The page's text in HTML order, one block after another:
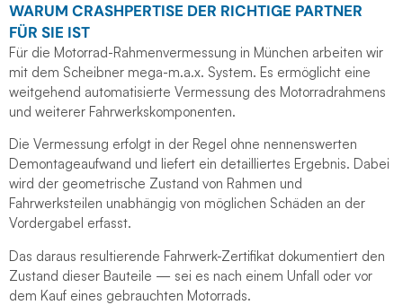
WARUM CRASHPERTISE DER RICHTIGE PARTNER
FÜR SIE IST
Für die Motorrad-Rahmenvermessung in München arbeiten wir
mit dem Scheibner mega-m.a.x. System. Es ermöglicht eine
weitgehend automatisierte Vermessung des Motorradrahmens
und weiterer Fahrwerkskomponenten.
Die Vermessung erfolgt in der Regel ohne nennenswerten
Demontageaufwand und liefert ein detailliertes Ergebnis. Dabei
wird der geometrische Zustand von Rahmen und
Fahrwerksteilen unabhängig von möglichen Schäden an der
Vordergabel erfasst.
Das daraus resultierende Fahrwerk-Zertifikat dokumentiert den
Zustand dieser Bauteile — sei es nach einem Unfall oder vor
dem Kauf eines gebrauchten Motorrads.